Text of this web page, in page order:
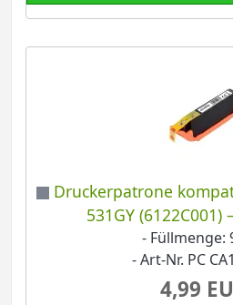
Druckerpatrone
531GY (6122C001)
- Füllmenge:
- Art-Nr. PC
4,99